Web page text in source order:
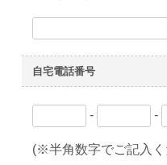
自宅電話番号
- -
(※半角数字でご記入